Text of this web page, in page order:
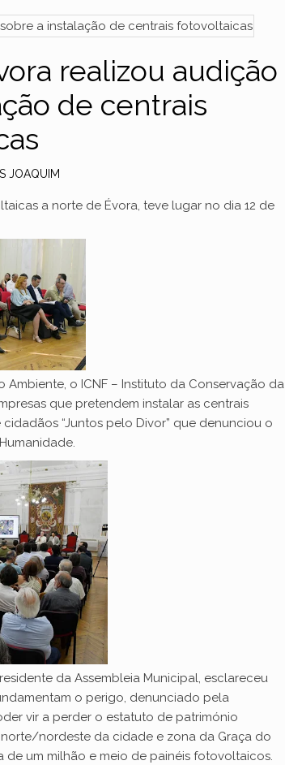
realizou audição
de centrais
JOAQUIM
a norte de Évora, teve lugar no dia 12 de
o ICNF – Instituto da Conservação da
que pretendem instalar as centrais
“Juntos pelo Divor” que denunciou o
da Assembleia Municipal, esclareceu
o perigo, denunciado pela
vir a perder o estatuto de património
nordeste da cidade e zona da Graça do
de um milhão e meio de painéis fotovoltaicos.